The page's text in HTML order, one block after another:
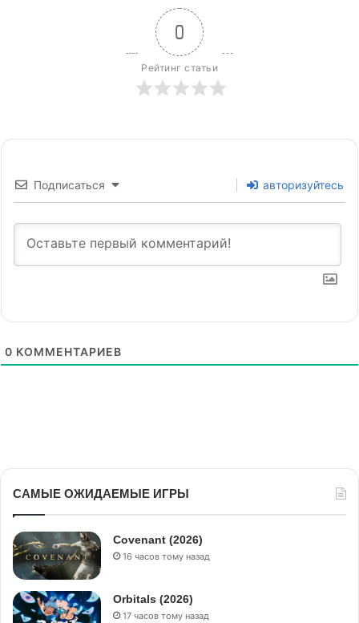
0
Рейтинг статьи
Подписаться авторизуйтесь
0 КОММЕНТАРИЕВ
САМЫЕ ОЖИДАЕМЫЕ ИГРЫ
Covenant (2026)
16 часов тому назад
Orbitals (2026)
17 часов тому назад